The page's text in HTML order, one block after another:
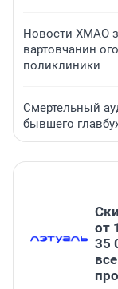
Новости ХМАО
вартовчанин
поликлиники
Смертельный
бывшего
от
35